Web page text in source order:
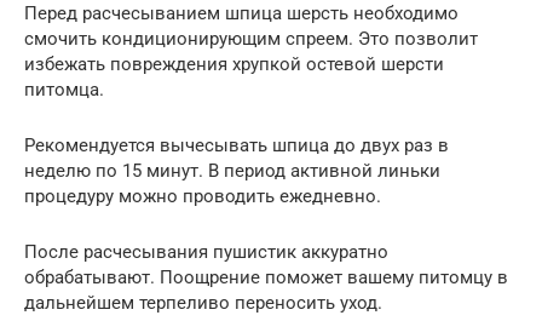
Перед расчесыванием шпица шерсть необходимо
смочить кондиционирующим спреем. Это позволит
избежать повреждения хрупкой остевой шерсти
питомца.
Рекомендуется вычесывать шпица до двух раз в
неделю по 15 минут. В период активной линьки
процедуру можно проводить ежедневно.
После расчесывания пушистик аккуратно
обрабатывают. Поощрение поможет вашему питомцу в
дальнейшем терпеливо переносить уход.